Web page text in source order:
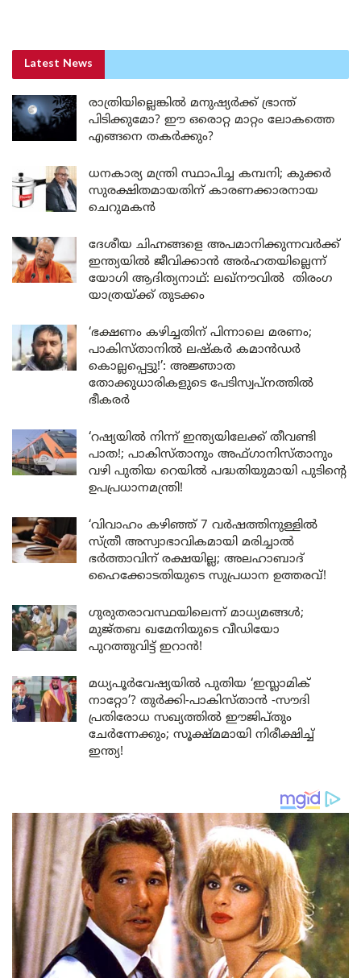
Latest News
രാത്രിയില്ലെങ്കിൽ മനുഷ്യർക്ക് ഭ്രാന്ത്
പിടിക്കുമോ? ഈ ഒരൊറ്റ മാറ്റം ലോകത്തെ
എങ്ങനെ തകർക്കും?
ധനകാര്യ മന്ത്രി സ്ഥാപിച്ച കമ്പനി; കുക്കർ
സുരക്ഷിതമായതിന് കാരണക്കാരനായ
ചെറുമകൻ
ദേശീയ ചിഹ്നങ്ങളെ അപമാനിക്കുന്നവർക്ക്
ഇന്ത്യയിൽ ജീവിക്കാൻ അർഹതയില്ലെന്ന്
യോഗി ആദിത്യനാഥ്: ലഖ്‌നൗവിൽ തിരംഗ
യാത്രയ്ക്ക് തുടക്കം
‘ഭക്ഷണം കഴിച്ചതിന് പിന്നാലെ മരണം;
പാകിസ്താനിൽ ലഷ്കർ കമാൻഡർ
കൊല്ലപ്പെട്ടു!’: അജ്ഞാത
തോക്കുധാരികളുടെ പേടിസ്വപ്നത്തിൽ
ഭീകരർ
‘റഷ്യയിൽ നിന്ന് ഇന്ത്യയിലേക്ക് തീവണ്ടി
പാത!; പാകിസ്താനും അഫ്ഗാനിസ്താനും
വഴി പുതിയ റെയിൽ പദ്ധതിയുമായി പുടിന്റെ
ഉപപ്രധാനമന്ത്രി!
‘വിവാഹം കഴിഞ്ഞ് 7 വർഷത്തിനുള്ളിൽ
സ്ത്രീ അസ്വാഭാവികമായി മരിച്ചാൽ
ഭർത്താവിന് രക്ഷയില്ല; അലഹാബാദ്
ഹൈക്കോടതിയുടെ സുപ്രധാന ഉത്തരവ്!
ഗുരുതരാവസ്ഥയിലെന്ന് മാധ്യമങ്ങൾ;
മുജ്തബ ഖമേനിയുടെ വീഡിയോ
പുറത്തുവിട്ട് ഇറാൻ!
മധ്യപൂർവേഷ്യയിൽ പുതിയ ‘ഇസ്ലാമിക്
നാറ്റോ’? തുർക്കി-പാകിസ്താൻ -സൗദി
പ്രതിരോധ സഖ്യത്തിൽ ഈജിപ്തും
ചേർന്നേക്കും; സൂക്ഷ്മമായി നിരീക്ഷിച്ച്
ഇന്ത്യ!